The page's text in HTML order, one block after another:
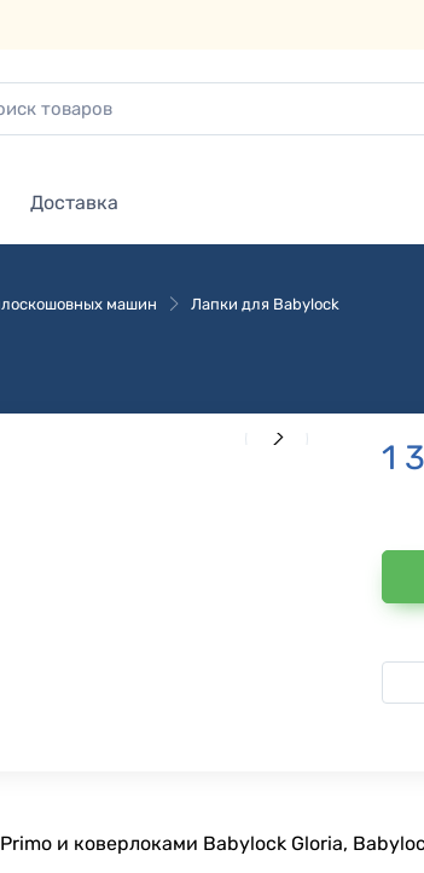
Доставка
машин Лапки для Babylock
1
и коверлоками Babylock Gloria,